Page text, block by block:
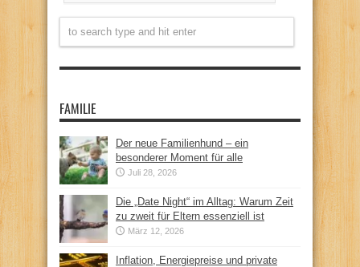
FAMILIE
Der neue Familienhund – ein
besonderer Moment für alle
Juli 28, 2026
Die „Date Night“ im Alltag: Warum Zeit
zu zweit für Eltern essenziell ist
März 12, 2026
Inflation, Energiepreise und private